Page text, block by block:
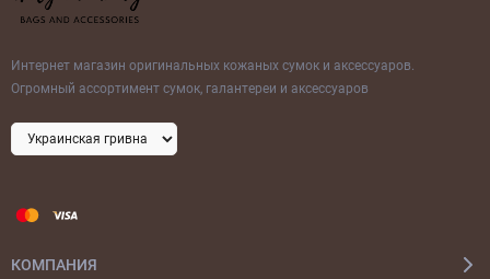
Интернет магазин оригинальных кожаных сумок и аксессуаров.
Огромный ассортимент сумок, галантереи и аксессуаров
КОМПАНИЯ